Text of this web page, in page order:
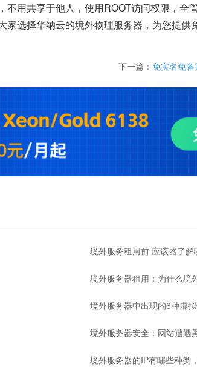
用共享于他人，使用ROOT访问权限，全
选择华纳云的境外物理服务器，为您提供
下一篇： 免实名免
境外服务租用前 应该器了解
境外服务器租用：为什么境
境外服务器中出现的6种虚
境外服务器安全：网站遭遇
境外服务器的IP有哪些种类